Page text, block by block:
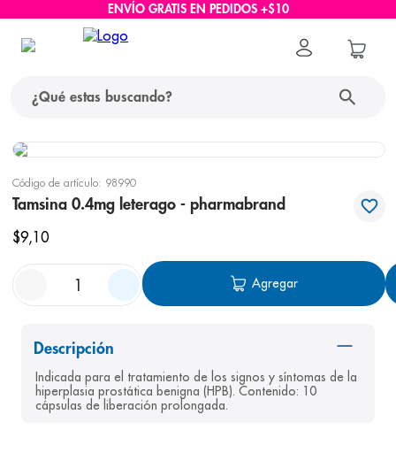
ENVÍO GRATIS EN PEDIDOS +$10
Código de artículo: 98990
Tamsina 0.4mg leterago - pharmabrand
$9,10
Agregar
Descripción
Indicada para el tratamiento de los signos y síntomas de la
hiperplasia prostática benigna (HPB). Contenido: 10
cápsulas de liberación prolongada.
términos más buscados
1. protector solar
2.
3. eucerin
cerave
6. shampoo
7. bioderma
.